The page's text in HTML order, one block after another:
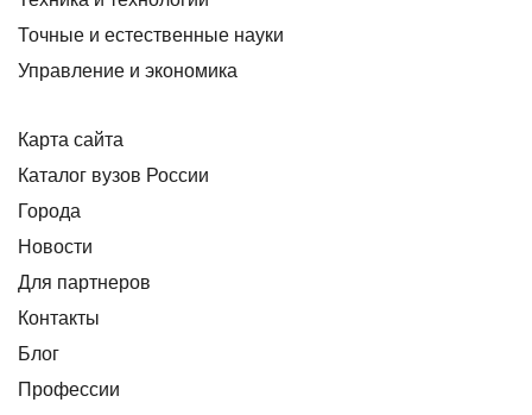
Точные и естественные науки
Управление и экономика
Карта сайта
Каталог вузов России
Города
Новости
Для партнеров
Контакты
Блог
Профессии